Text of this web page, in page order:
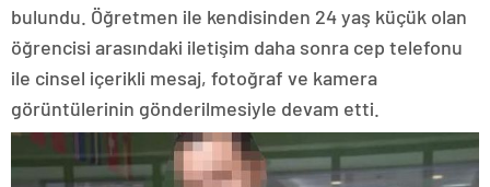
bulundu. Öğretmen ile kendisinden 24 yaş küçük olan
öğrencisi arasındaki iletişim daha sonra cep telefonu
ile cinsel içerikli mesaj, fotoğraf ve kamera
görüntülerinin gönderilmesiyle devam etti.